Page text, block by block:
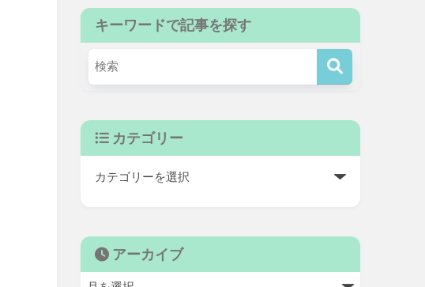
キーワードで記事を探す
カテゴリー
アーカイブ